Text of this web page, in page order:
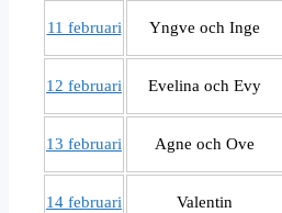
11 februari Yngve och Inge
12 februari Evelina och Evy
13 februari Agne och Ove
14 februari Valentin